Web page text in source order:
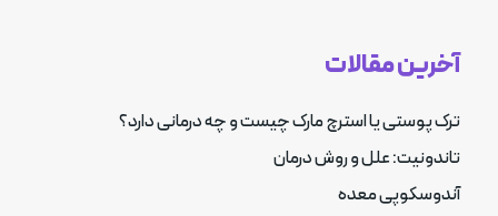
آخرین مقالات
ترک پوستی یا استرچ مارک چیست و چه درمانی دارد؟
تاندونیت: علل و روش درمان
آندوسکوپی معده